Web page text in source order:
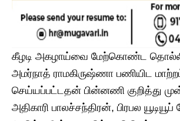
கீழடி அகழாய்வை மேற்கொண்ட
அமர்நாத் ராமகிருஷ்ணா பணியிட
செய்யப்பட்டதன் பின்னணி குறித்து
அதிகாரி பாலச்சந்திரன், பிரபல